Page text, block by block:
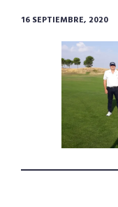
16 SEPTIEMBRE, 2020